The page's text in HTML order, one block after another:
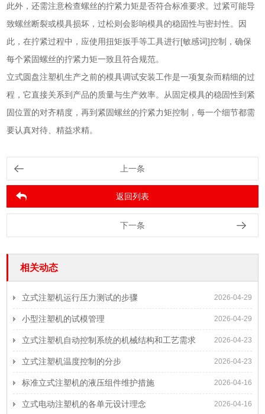
此外，还需注意检查螺丝的拧紧力矩是否符合标准要求。过紧可能导
致螺丝断裂或模具损坏，过松则会影响模具的稳固性与密封性。因
此，在拧紧过程中，应使用扭矩扳手等工具进行[敏感词]控制，确保
每个紧固螺丝的拧紧力矩一致且符合规范。
立式圆盘注塑机生产之前的模具调试安装工作是一项复杂而精细的过
程，它直接关系到产品的质量与生产效率。从固定模具的稳固性到紧
固位置的对齐精度，再到紧固螺丝的拧紧力矩控制，每一个细节都需
要认真对待、精益求精。
上一条
返回列表
下一条
相关动态
2026-04-29
立式注塑机运行压力测试的步骤
2026-04-29
小型注塑机的试模管理
2026-04-23
立式注塑机自动控制系统的机械结构和工艺需求
2026-04-23
立式注塑机温度控制的分步
2026-04-16
标准立式注塑机的液压组件维护措施
2026-04-16
立式电动注塑机的各单元设计理念